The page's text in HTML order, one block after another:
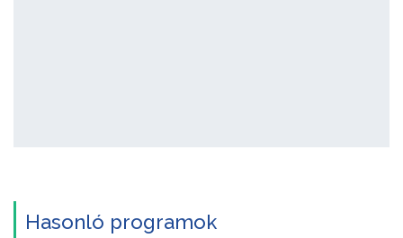
Hasonló programok